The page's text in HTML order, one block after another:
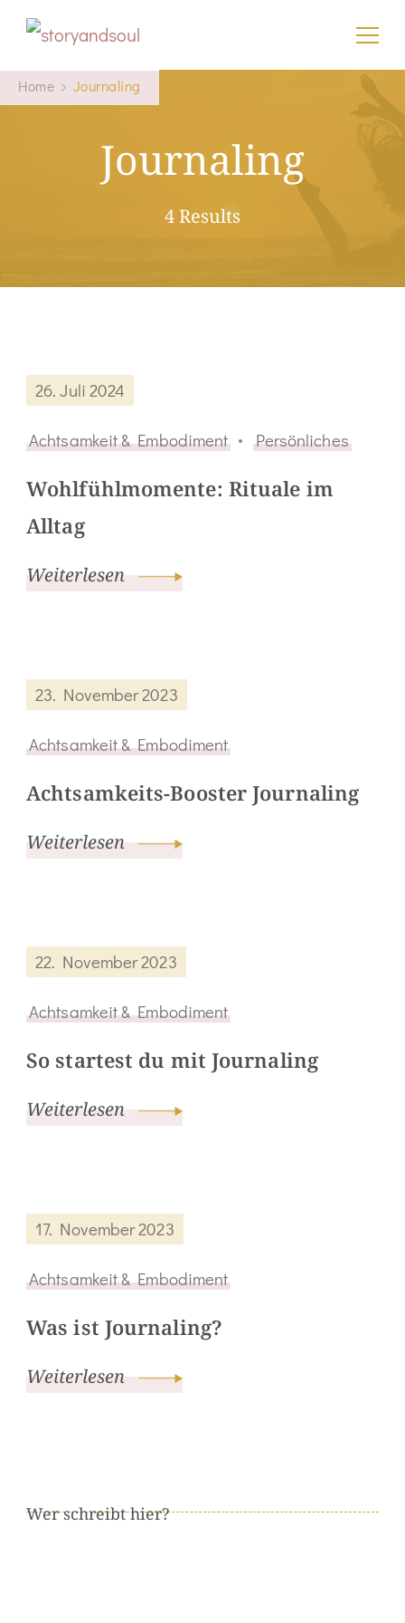
storyandsoul
Home Journaling
Journaling
4 Results
26. Juli 2024
Achtsamkeit & Embodiment Persönliches
Wohlfühlmomente: Rituale im
Alltag
Weiterlesen
23. November 2023
Achtsamkeit & Embodiment
Achtsamkeits-Booster Journaling
Weiterlesen
22. November 2023
Achtsamkeit & Embodiment
So startest du mit Journaling
Weiterlesen
17. November 2023
Achtsamkeit & Embodiment
Was ist Journaling?
Weiterlesen
Wer schreibt hier?